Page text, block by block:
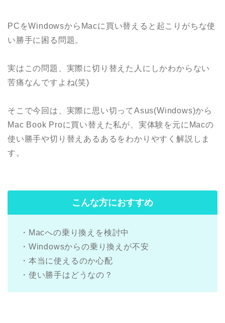
PCをWindowsからMacに買い替えると起こりがちな使
い勝手に困る問題。
実はこの問題、実際に切り替えた人にしかわからない
苦痛なんですよね(笑)
そこで今回は、実際に思い切ってAsus(Windows)から
Mac Book Proに買い替えた私が、実体験を元にMacの
使い勝手や切り替えあるあるをわかりやすく解説しま
す。
こんな方におすすめ
・Macへの乗り換えを検討中
・Windowsからの乗り換えが不安
・本当に使えるのか心配
・使い勝手はどうなの？